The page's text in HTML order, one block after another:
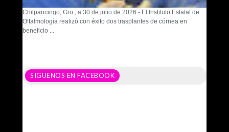
Chilpancingo, Gro., a 30 de julio de 2026.- El Instituto Estatal de
Oftalmología realizó con éxito dos trasplantes de córnea en
beneficio ...
SIGUENOS EN FACEBOOK